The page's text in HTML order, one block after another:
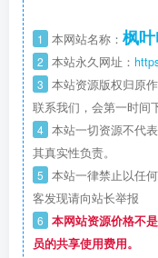
1 本网站名称： 枫
2 本站永久网址：
3 本站资源版权归原
联系我们，会第一时间
4 本站一切资源不代
其真实性负责。
5 本站一律禁止以任
客发现请向站长举报
6 本网站资源价格不
员的共享使用费用。